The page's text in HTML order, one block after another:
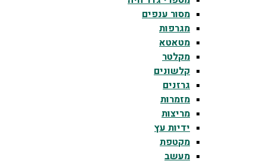
מסור ענפים
מגרפות
מטאטא
מקלטר
קלשונים
גרזנים
מזמרות
מריצות
ידיות עץ
מקטפת
מעשב